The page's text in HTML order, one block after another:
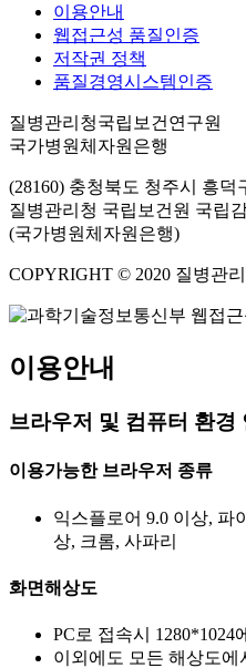
이용안내
웹접근성 품질인증
저작권 정책
품질경영시스템인증
질병관리청국립보건연구원
국가병원체자원은행
(28160) 충청북도 청주시 흥덕
질병관리청 국립보건원 국립
(국가병원체자원은행)
COPYRIGHT © 2020 질병관
이용안내
브라우저 및 컴퓨터 환경
이용가능한 브라우저 종류
익스플로어 9.0 이상, 파
상, 크롬, 사파리
화면해상도
PC로 접속시 1280*1024
이외에도 모든 해상도